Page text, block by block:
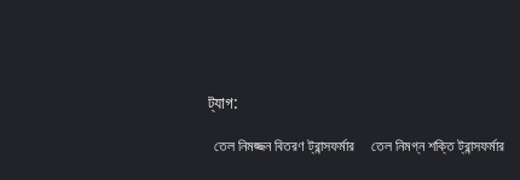
ট্যাগ:
তেল নিমজ্জন বিতরণ ট্রান্সফর্মার তেল নিমগ্ন শক্তি ট্রান্সফর্মার